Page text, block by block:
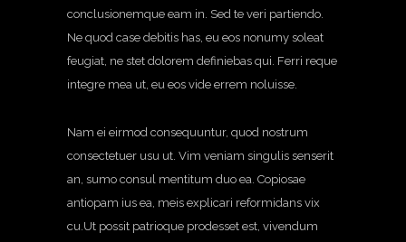
conclusionemque eam in. Sed te veri partiendo.
Ne quod case debitis has, eu eos nonumy soleat
feugiat, ne stet dolorem definiebas qui. Ferri reque
integre mea ut, eu eos vide errem noluisse.
Nam ei eirmod consequuntur, quod nostrum
consectetuer usu ut. Vim veniam singulis senserit
an, sumo consul mentitum duo ea. Copiosae
antiopam ius ea, meis explicari reformidans vix
cu.Ut possit patrioque prodesset est, vivendum